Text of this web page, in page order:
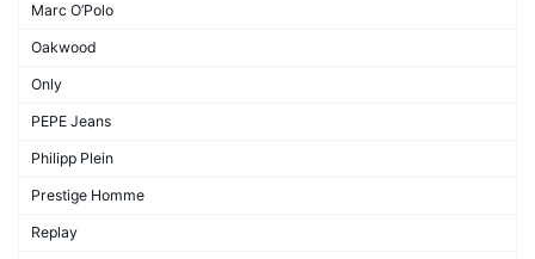
Marc O’Polo
Oakwood
Only
PEPE Jeans
Philipp Plein
Prestige Homme
Replay